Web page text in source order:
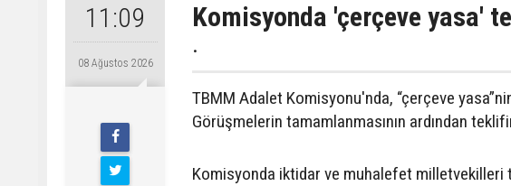
11:09
08 Ağustos 2026
Komisyonda 'çerçeve yasa'
.
TBMM Adalet Komisyonu'nda, “çerçeve
Görüşmelerin tamamlanmasının ardından
Komisyonda iktidar ve muhalefet milletvekilleri